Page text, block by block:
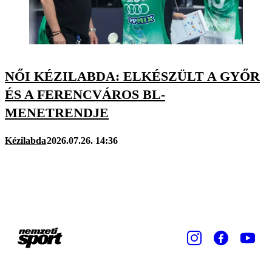
NŐI KÉZILABDA: ELKÉSZÜLT A GYŐR
ÉS A FERENCVÁROS BL-
MENETRENDJE
Kézilabda2026.07.26. 14:36